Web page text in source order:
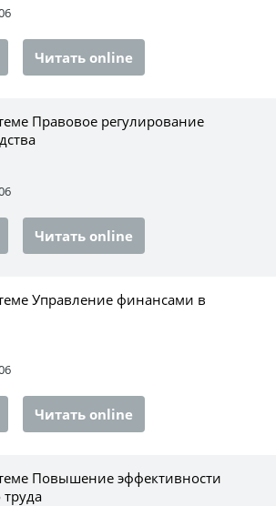
Читать online
Правовое регулирование
Читать online
Управление финансами в
Читать online
Повышение эффективности
труда